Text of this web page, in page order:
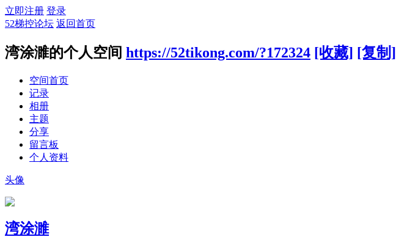
立即注册 登录
52梯控论坛 返回首页
湾涂濉的个人空间 https://52tikong.com/?172324 [收藏] [复制]
空间首页
记录
相册
主题
分享
留言板
个人资料
头像
湾涂濉